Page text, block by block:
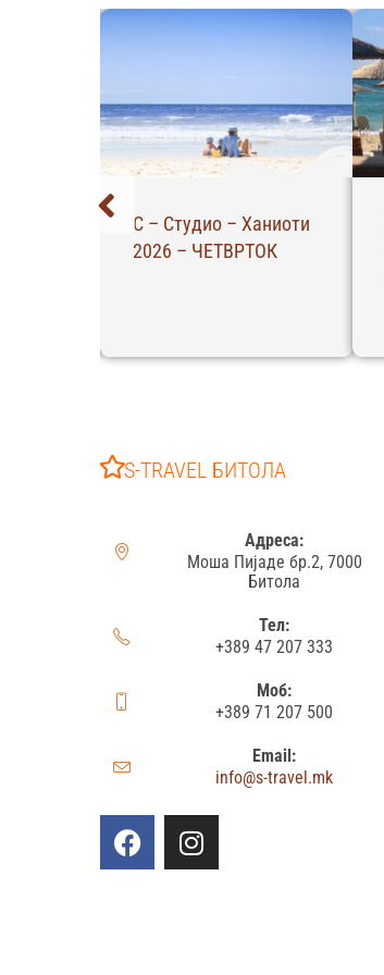
Вила Манос –
Паралија 2026 –
S-TRAVEL БИТОЛА
Адреса:
Моша Пијаде бр.2, 7000
Битола
Тел:
+389 47 207 333
Моб:
+389 71 207 500
Email:
info@s-travel.mk